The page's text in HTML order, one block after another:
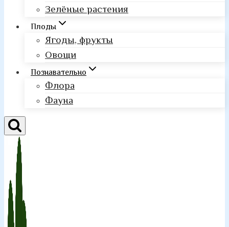
Зелёные растения
Плоды
Ягоды, фрукты
Овощи
Познавательно
Флора
Фауна